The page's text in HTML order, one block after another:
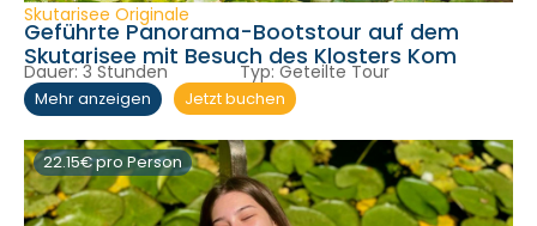
Skutarisee Originale
Geführte Panorama-Bootstour auf dem
Skutarisee mit Besuch des Klosters Kom
Dauer:3 Stunden Typ:Geteilte Tour
Mehr anzeigen Jetzt buchen
22.15€ pro Person